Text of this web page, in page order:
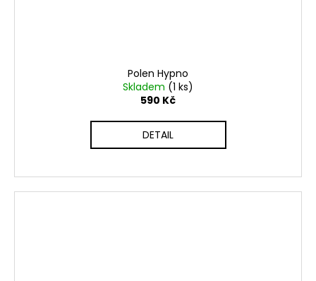
Polen Hypno
Skladem (1 ks)
590 Kč
DETAIL